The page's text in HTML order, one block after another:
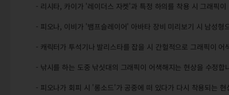
- 리시타, 카이가 '레이더스 자켓'과 특정 하의를 착용 시 그래픽
- 피오나, 이비가 '뱀프슬레이어' 아바타 장비 미리보기 시 남성형
- 캐릭터가 투석기나 발리스타를 잡을 시 간헐적으로 그래픽이 어
- 낚시를 하는 도중 낚싯대의 그래픽이 어색해지는 현상을 수정합
- 피오나가 회피 시 '롱소드'가 공중에 떠 있다가 다시 착용되는 현